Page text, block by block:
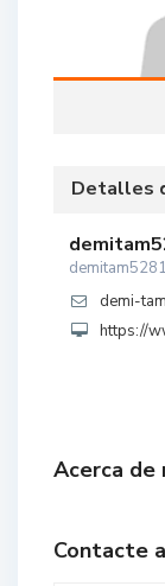
Detalles
demi-
https://
Acerca de
Contacte